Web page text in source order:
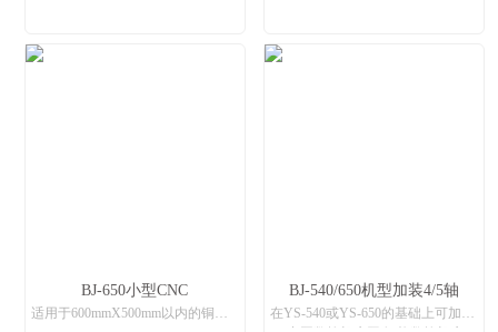
BJ-650小型CNC BJ-540/650机型加装4/5轴